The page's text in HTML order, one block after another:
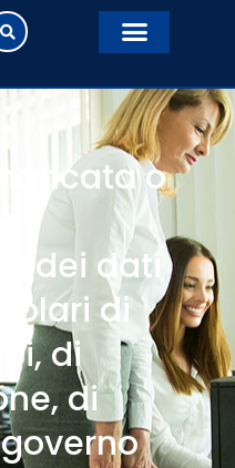
o
dei dati
di
di
di